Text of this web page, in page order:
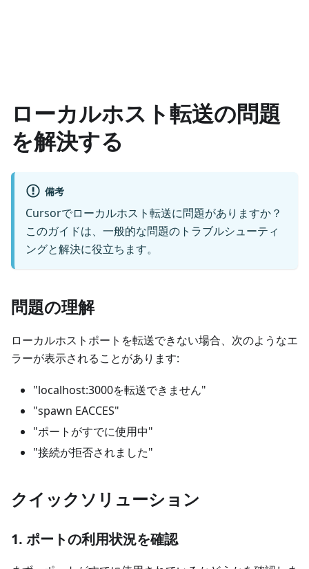
ローカルホスト転送の問題
を解決する
備考
Cursorでローカルホスト転送に問題がありますか？
このガイドは、一般的な問題のトラブルシューティ
ングと解決に役立ちます。
問題の理解
ローカルホストポートを転送できない場合、次のようなエ
ラーが表示されることがあります:
"localhost:3000を転送できません"
"spawn EACCES"
"ポートがすでに使用中"
"接続が拒否されました"
クイックソリューション
1. ポートの利用状況を確認